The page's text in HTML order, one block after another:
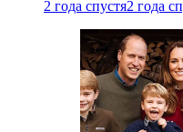
2 года спустя2 года